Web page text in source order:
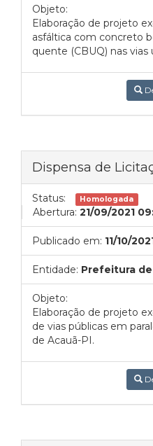
Objeto:
Elaboração de projeto
asfáltica com concreto
quente (CBUQ) nas vias
Dispensa de
Status: Homologada
Abertura: 21/09/2021
Publicado em: 11/10/
Entidade: Prefeitura de
Objeto:
Elaboração de projeto
de vias públicas em
de Acauã-PI.